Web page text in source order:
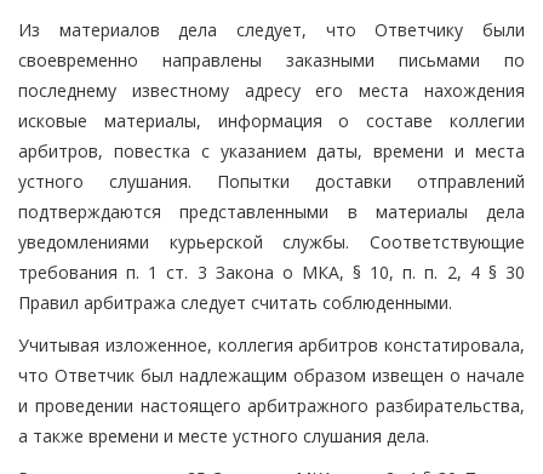
Из материалов дела следует, что Ответчику были
своевременно направлены заказными письмами по
последнему известному адресу его места нахождения
исковые материалы, информация о составе коллегии
арбитров, повестка с указанием даты, времени и места
устного слушания. Попытки доставки отправлений
подтверждаются представленными в материалы дела
уведомлениями курьерской службы. Соответствующие
требования п. 1 ст. 3 Закона о МКА, § 10, п. п. 2, 4 § 30
Правил арбитража следует считать соблюденными.
Учитывая изложенное, коллегия арбитров констатировала,
что Ответчик был надлежащим образом извещен о начале
и проведении настоящего арбитражного разбирательства,
а также времени и месте устного слушания дела.